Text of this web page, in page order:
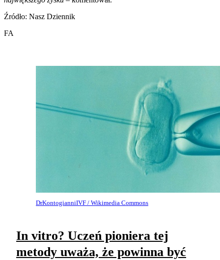
Źródło: Nasz Dziennik
FA
DrKontogianniIVF / Wikimedia Commons
In vitro? Uczeń pioniera tej
metody uważa, że powinna być